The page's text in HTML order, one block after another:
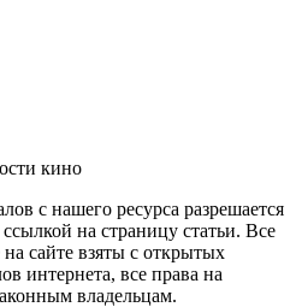
кино
с нашего ресурса разрешается
на страницу статьи. Все
сайте взяты с открытых
интернета, все права на
владельцам.